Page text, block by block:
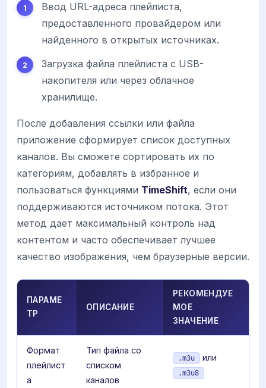
Ввод URL-адреса плейлиста,
предоставленного провайдером или
найденного в открытых источниках.
Загрузка файла плейлиста с USB-
накопителя или через облачное
хранилище.
После добавления ссылки или файла
приложение сформирует список доступных
каналов. Вы сможете сортировать их по
категориям, добавлять в избранное и
пользоваться функциями TimeShift, если они
поддерживаются источником потока. Этот
метод дает максимальный контроль над
контентом и часто обеспечивает лучшее
качество изображения, чем браузерные версии.
ПАРАМЕ
ТР
ОПИСАНИЕ
РЕКОМЕНДУЕ
МОЕ
ЗНАЧЕНИЕ
Формат
плейлист
а
Тип файла со
списком
каналов
.m3u или
.m3u8